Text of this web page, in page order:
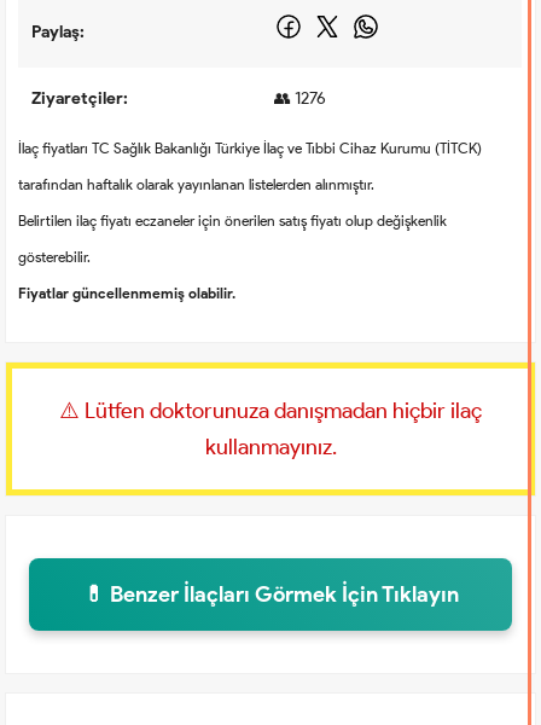
Paylaş:
Ziyaretçiler: 👥 1276
İlaç fiyatları TC Sağlık Bakanlığı Türkiye İlaç ve Tıbbi Cihaz Kurumu (TİTCK)
tarafından haftalık olarak yayınlanan listelerden alınmıştır.
Belirtilen ilaç fiyatı eczaneler için önerilen satış fiyatı olup değişkenlik
gösterebilir.
Fiyatlar güncellenmemiş olabilir.
⚠️ Lütfen doktorunuza danışmadan hiçbir ilaç
kullanmayınız.
💊 Benzer İlaçları Görmek İçin Tıklayın